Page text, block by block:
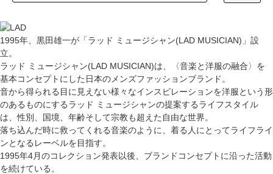
1995年、黒田雄一が「ラッド ミュージシャン(LAD MUSICIAN)」設
立。
ラッド ミュージシャン(LAD MUSICIAN)は、〈音楽と洋服の融合〉を
基本コンセプトにした日本のメンズファッションブランド。
音から得られる目に見えない様々なインスピレーションを洋服という形
のあるものにするラッド ミュージシャンの提案するライフスタイル
は、性別、国境、年齢そして宗教も超えた自由な世界。
落ち込んだ時に救ってくれる音楽のように、着る人にとってライフライ
ンとなるレーベルを目指す。
1995年4月のコレクション発表以後、ブランドコンセプトに沿った活動
を続けている。